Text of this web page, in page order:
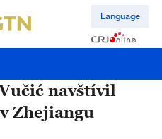
Language
navštívil
Zhejiangu